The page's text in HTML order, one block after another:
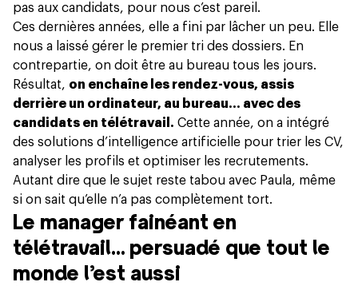
pas aux candidats, pour nous c’est pareil.
Ces dernières années, elle a fini par lâcher un peu. Elle
nous a laissé gérer le premier tri des dossiers. En
contrepartie, on doit être au bureau tous les jours.
Résultat, on enchaîne les rendez-vous, assis
derrière un ordinateur, au bureau… avec des
candidats en télétravail. Cette année, on a intégré
des solutions d’intelligence artificielle pour trier les CV,
analyser les profils et optimiser les recrutements.
Autant dire que le sujet reste tabou avec Paula, même
si on sait qu’elle n’a pas complètement tort.
Le manager fainéant en
télétravail… persuadé que tout le
monde l’est aussi